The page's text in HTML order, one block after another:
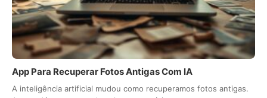
App Para Recuperar Fotos Antigas Com IA
A inteligência artificial mudou como recuperamos fotos antigas.